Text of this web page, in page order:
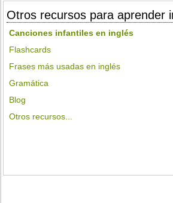
Otros recursos para aprender
Canciones infantiles en inglés
Flashcards
Frases más usadas en inglés
Gramática
Blog
Otros recursos...